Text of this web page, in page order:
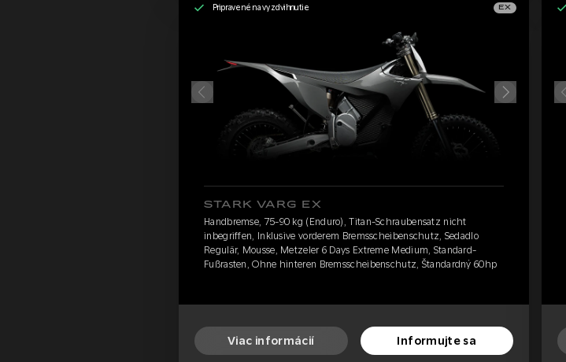
Pripravené na vyzdvihnutie EX
STARK VARG EX
Handbremse, 75-90 kg (Enduro), Titan-Schraubensatz nicht
inbegriffen, Inklusive vorderem Bremsscheibenschutz, Sedadlo
Regulär, Mousse, Metzeler 6 Days Extreme Medium, Standard-
Fußrasten, Ohne hinteren Bremsscheibenschutz, Štandardný 60hp
Viac informácií Informujte sa